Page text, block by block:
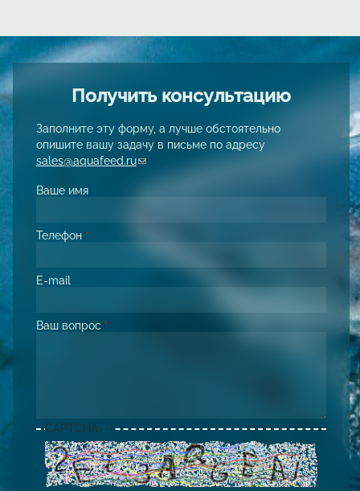
Получить консультацию
Заполните эту форму, а лучше обстоятельно
опишите вашу задачу в письме по адресу
sales@aquafeed.ru(link sends e-mail)
Ваше имя
Телефон *
E-mail
Ваш вопрос *
CAPTCHA